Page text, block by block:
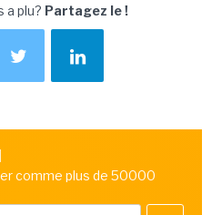
a plu? Partagez le !
comme plus de 50000